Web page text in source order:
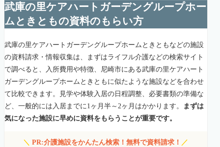
武庫の里ケアハートガーデングループホー
ムときともの資料のもらい方
武庫の里ケアハートガーデングループホームときともなどの施設
の資料請求・情報収集は、まずはライフル介護などの検索サイト
で調べると、入所費用や特徴、尼崎市にある武庫の里ケアハート
ガーデングループホームときともに似たような施設などを合わせ
て比較できます。見学や体験入居の日程調整、必要書類の準備な
ど、一般的には入居までに1ヶ月半～2ヶ月はかかります。
まずは
気になった施設に早めに資料をもらうことが重要です。
＼PR:介護施設をかんたん検索！無料で資料請求！ ／